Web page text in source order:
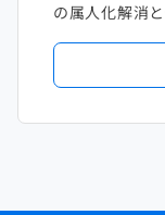
の属人化解消